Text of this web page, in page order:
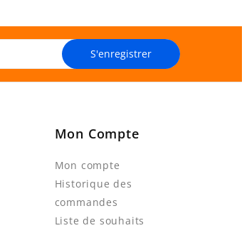
S'enregistrer
Mon Compte
Mon compte
Historique des
commandes
Liste de souhaits